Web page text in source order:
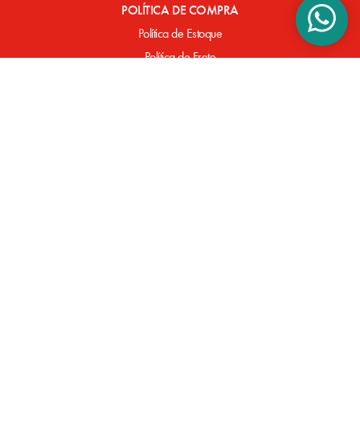
POLÍTICA DE COMPRA
Política de Estoque
Política de Frete